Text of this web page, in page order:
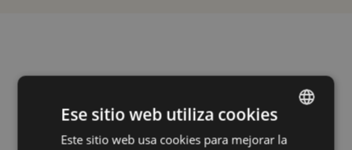
SPANISH
Ese sitio web utiliza cookies
Este sitio web usa cookies para mejorar la